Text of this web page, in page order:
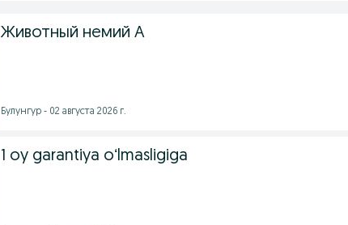
Животный немий А
Булунгур - 02 августа 2026 г.
1 oy garantiya oʻlmasligiga